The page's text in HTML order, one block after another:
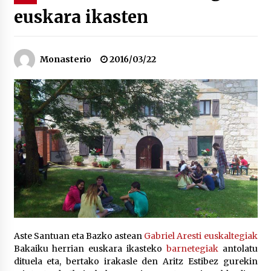
Bakaikuko barnetegitik gazteek egindako saio
berezia
2026/07/16
Tuba eta bonbardinoaren astea, Bilboko
Kontserbatorioan protagonista
2026/07/16
Auzoportala : 1×04 Auzofoniak
2026/07/15
Gaur abitua da Bilbao bbk live jaialdia
2026/07/09
euskara ikasten
Monasterio 2016/03/22
Aste Santuan eta Bazko astean Gabriel Aresti euskaltegiak
Bakaiku herrian euskara ikasteko barnetegiakantolatu
dituela eta, bertako irakasle den Aritz Estibez gurekin